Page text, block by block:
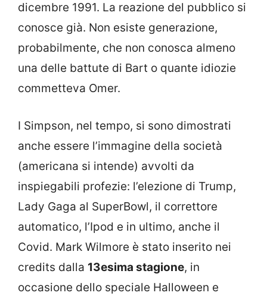
dicembre 1991. La reazione del pubblico si
conosce già. Non esiste generazione,
probabilmente, che non conosca almeno
una delle battute di Bart o quante idiozie
commetteva Omer.
I Simpson, nel tempo, si sono dimostrati
anche essere l’immagine della società
(americana si intende) avvolti da
inspiegabili profezie: l’elezione di Trump,
Lady Gaga al SuperBowl, il correttore
automatico, l’Ipod e in ultimo, anche il
Covid. Mark Wilmore è stato inserito nei
credits dalla 13esima stagione, in
occasione dello speciale Halloween e